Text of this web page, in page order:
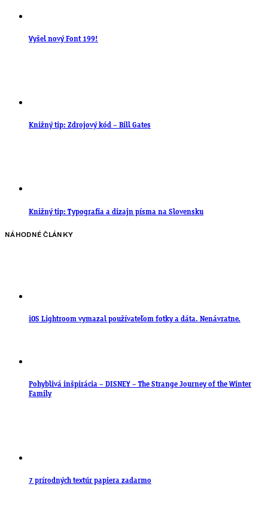
Vyšel nový Font 199!
Knižný tip: Zdrojový kód – Bill Gates
Knižný tip: Typografia a dizajn písma na Slovensku
NÁHODNÉ ČLÁNKY
iOS Lightroom vymazal používateľom fotky a dáta. Nenávratne.
Pohyblivá inšpirácia – DISNEY – The Strange Journey of the Winter
Family
7 prírodných textúr papiera zadarmo